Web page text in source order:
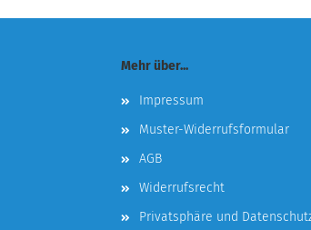
Mehr über...
Impressum
Muster-Widerrufsformular
AGB
Widerrufsrecht
Privatsphäre und